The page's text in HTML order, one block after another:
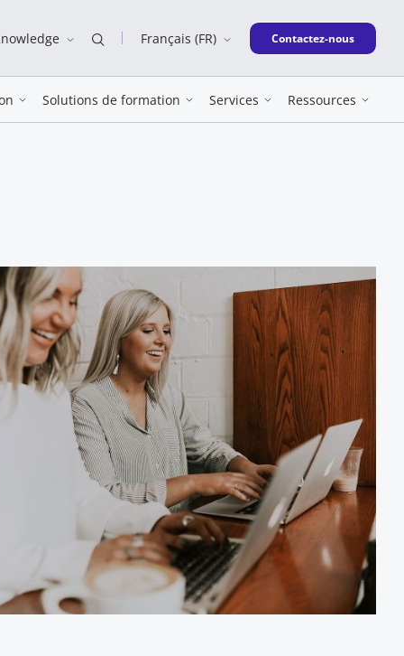
Français (FR) New window
Contactez-nous
Solutions de formation Services Ressources